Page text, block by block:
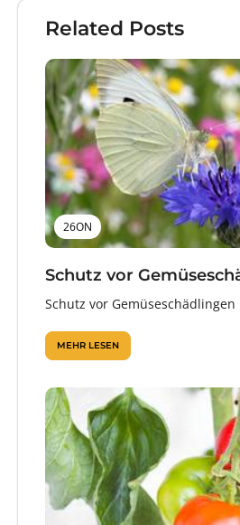
Related Posts
26ON
Schutz vor
Schutz vor Gemüseschädlingen
MEHR LESEN